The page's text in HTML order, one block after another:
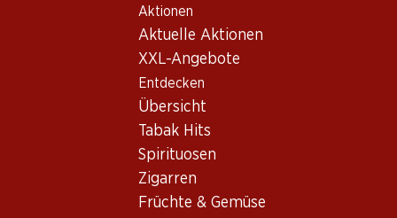
Aktionen
Aktuelle Aktionen
XXL-Angebote
Entdecken
Übersicht
Tabak Hits
Spirituosen
Zigarren
Früchte & Gemüse
Wein/Champagner
Champagne
Pol Caston Brut Champagne AOC